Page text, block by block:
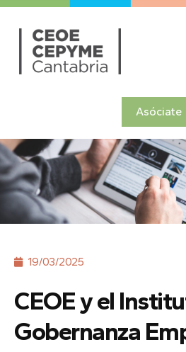
Asóciate
19/03/2025
CEOE y el
Gobernanza